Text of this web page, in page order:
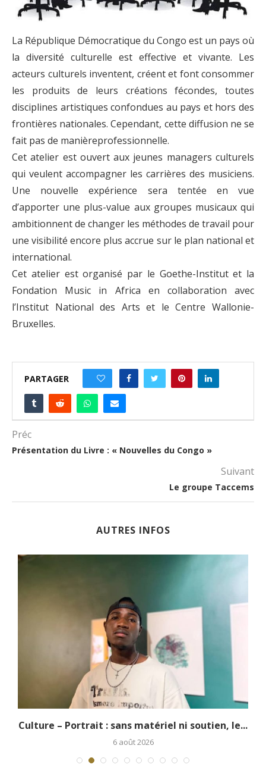
La République Démocratique du Congo est un pays où
la diversité culturelle est effective et vivante. Les
acteurs culturels inventent, créent et font consommer
les produits de leurs créations fécondes, toutes
disciplines artistiques confondues au pays et hors des
frontières nationales. Cependant, cette diffusion ne se
fait pas de manièreprofessionnelle.
Cet atelier est ouvert aux jeunes managers culturels
qui veulent accompagner les carrières des musiciens.
Une nouvelle expérience sera tentée en vue
d’apporter une plus-value aux groupes musicaux qui
ambitionnent de changer les méthodes de travail pour
une visibilité encore plus accrue sur le plan national et
international.
Cet atelier est organisé par le Goethe-Institut et la
Fondation Music in Africa en collaboration avec
l’Institut National des Arts et le Centre Wallonie-
Bruxelles.
PARTAGER
Préc
Présentation du Livre : « Nouvelles du Congo »
Suivant
Le groupe Taccems
AUTRES INFOS
Culture – Portrait : sans matériel ni soutien, le...
6 août 2026